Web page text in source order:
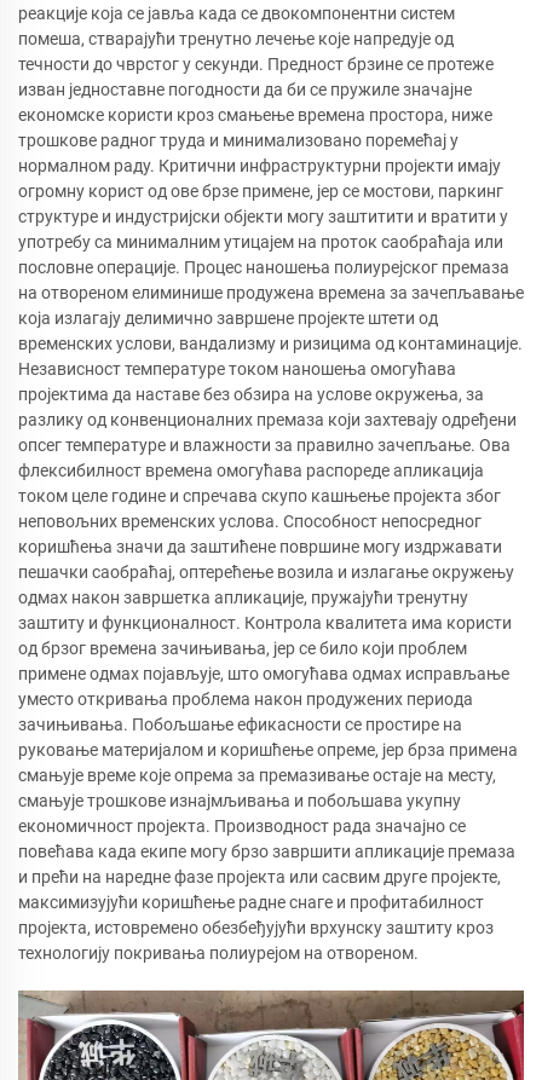
реакције која се јавља када се двокомпонентни систем
помеша, стварајући тренутно лечење које напредује од
течности до чврстог у секунди. Предност брзине се протеже
изван једноставне погодности да би се пружиле значајне
економске користи кроз смањење времена простора, ниже
трошкове радног труда и минимализовано поремећај у
нормалном раду. Критични инфраструктурни пројекти имају
огромну корист од ове брзе примене, јер се мостови, паркинг
структуре и индустријски објекти могу заштитити и вратити у
употребу са минималним утицајем на проток саобраћаја или
пословне операције. Процес наношења полиурејског премаза
на отвореном елиминише продужена времена за зачепљавање
која излагају делимично завршене пројекте штети од
временских услови, вандализму и ризицима од контаминације.
Независност температуре током наношења омогућава
пројектима да наставе без обзира на услове окружења, за
разлику од конвенционалних премаза који захтевају одређени
опсег температуре и влажности за правилно зачепљање. Ова
флексибилност времена омогућава распореде апликација
током целе године и спречава скупо кашњење пројекта због
неповољних временских услова. Способност непосредног
коришћења значи да заштићене површине могу издржавати
пешачки саобраћај, оптерећење возила и излагање окружењу
одмах након завршетка апликације, пружајући тренутну
заштиту и функционалност. Контрола квалитета има користи
од брзог времена зачињивања, јер се било који проблем
примене одмах појављује, што омогућава одмах исправљање
уместо откривања проблема након продужених периода
зачињивања. Побољшање ефикасности се простире на
руковање материјалом и коришћење опреме, јер брза примена
смањује време које опрема за премазивање остаје на месту,
смањује трошкове изнајмљивања и побољшава укупну
економичност пројекта. Производност рада значајно се
повећава када екипе могу брзо завршити апликације премаза
и прећи на наредне фазе пројекта или сасвим друге пројекте,
максимизујући коришћење радне снаге и профитабилност
пројекта, истовремено обезбеђујући врхунску заштиту кроз
технологију покривања полиурејом на отвореном.